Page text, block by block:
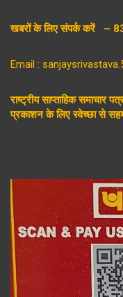
खबरों के लिए संपर्क करें –
Email :
राष्ट्रीय साप्ताहिक समाचार
प्रकाशन के लिए स्वेच्छा से